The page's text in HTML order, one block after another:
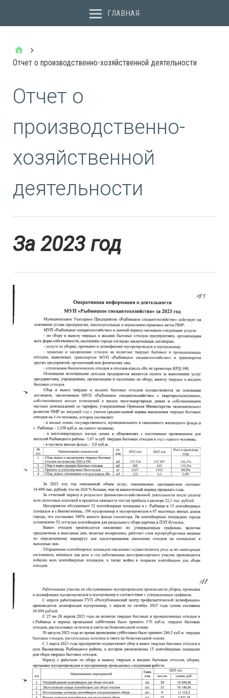
ГЛАВНАЯ
Отчет о производственно-хозяйственной деятельности
Отчет о
производственно-
хозяйственной
деятельности
За 2023 год